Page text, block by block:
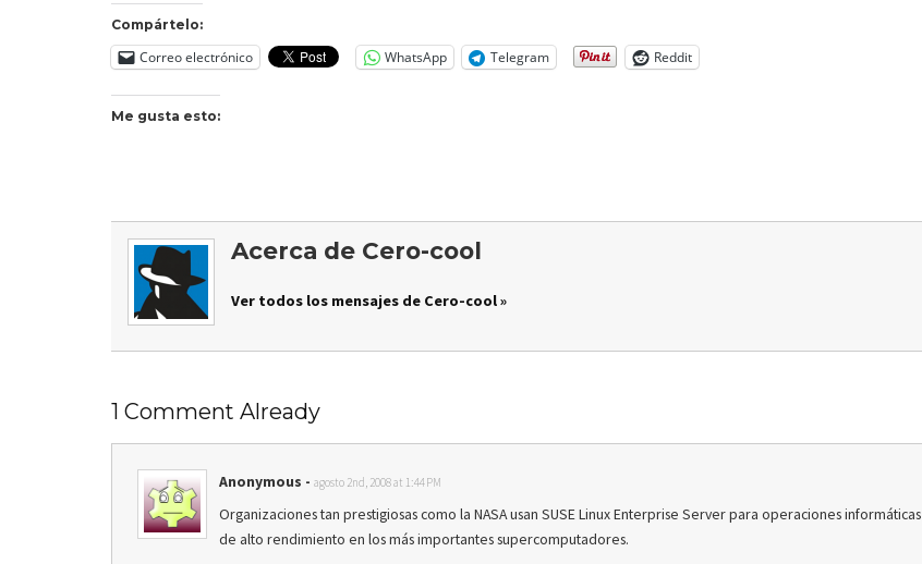
Compártelo:
Correo electrónico WhatsApp Telegram Reddit
Me gusta esto:
Acerca de Cero-cool
Ver todos los mensajes de Cero-cool »
1 Comment Already
Anonymous - agosto 2nd, 2008 at 1:44 PM
Organizaciones tan prestigiosas como la NASA usan SUSE Linux Enterprise Server para operaciones informáticas
de alto rendimiento en los más importantes supercomputadores.